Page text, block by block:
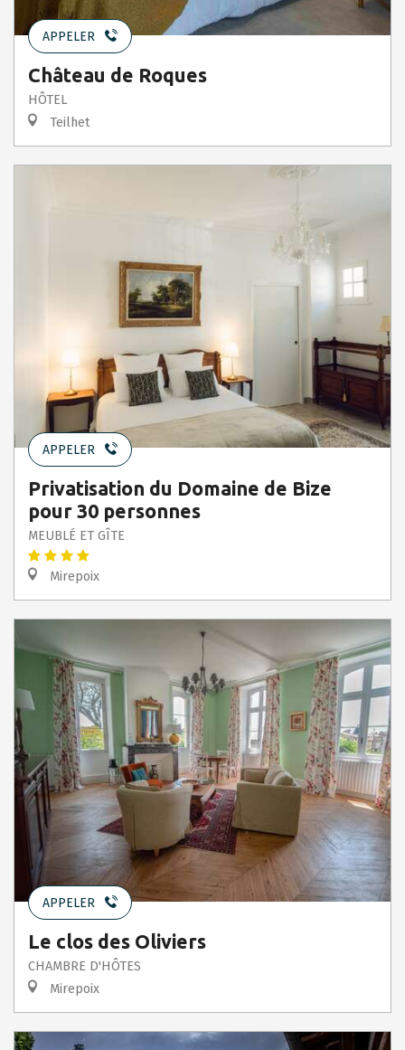
APPELER
Château de Roques
HÔTEL
Teilhet
APPELER
Privatisation du Domaine de Bize
pour 30 personnes
MEUBLÉ ET GÎTE
Mirepoix
APPELER
Le clos des Oliviers
CHAMBRE D'HÔTES
Mirepoix